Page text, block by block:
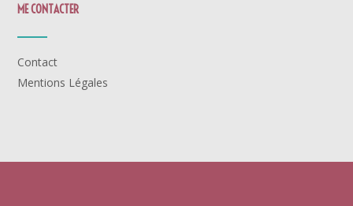
ME CONTACTER
Contact
Mentions Légales